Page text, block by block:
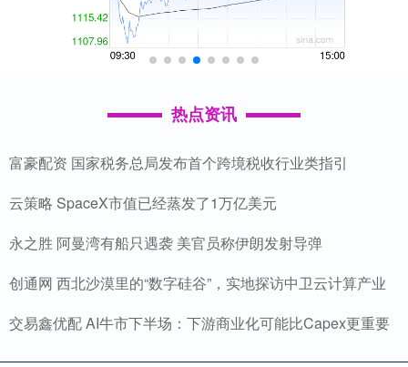
热点资讯
富豪配资 国家税务总局发布首个跨境税收行业类指引
云策略 SpaceX市值已经蒸发了1万亿美元
永之胜 阿曼湾有船只遇袭 美官员称伊朗发射导弹
创通网 西北沙漠里的“数字硅谷”，实地探访中卫云计算产业
交易鑫优配 AI牛市下半场：下游商业化可能比Capex更重要